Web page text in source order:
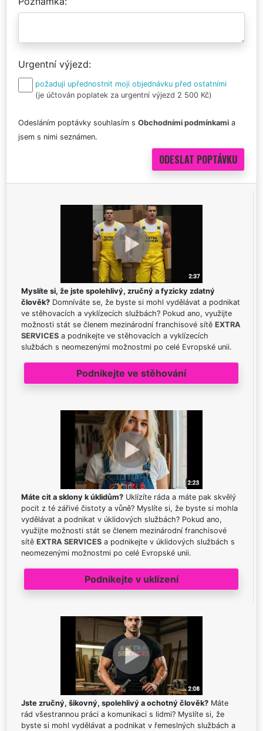
Urgentní výjezd
požaduji upřednostnit moji objednávku před ostatními
(je účtován poplatek za urgentní výjezd 2 500 Kč)
Odesláním poptávky souhlasím s Obchodními podmínkami a
jsem s nimi seznámen.
Myslíte si, že jste spolehlivý, zručný a fyzicky zdatný
člověk? Domníváte se, že byste si mohl vydělávat a podnikat
ve stěhovacích a vyklízecích službách? Pokud ano, využijte
možnosti stát se členem mezinárodní franchisové sítě EXTRA
SERVICES a podnikejte ve stěhovacích a vyklízecích
službách s neomezenými možnostmi po celé Evropské unii.
Podnikejte ve stěhování
Máte cit a sklony k úklidům? Uklízíte ráda a máte pak skvělý
pocit z té zářivé čistoty a vůně? Myslíte si, že byste si mohla
vydělávat a podnikat v úklidových službách? Pokud ano,
využijte možnosti stát se členem mezinárodní franchisové
sítě EXTRA SERVICES a podnikejte v úklidových službách s
neomezenými možnostmi po celé Evropské unii.
Podnikejte v uklízení
Jste zručný, šikovný, spolehlivý a ochotný člověk? Máte
rád všestrannou práci a komunikaci s lidmi? Myslíte si, že
byste si mohl vydělávat a podnikat v řemeslných službách a